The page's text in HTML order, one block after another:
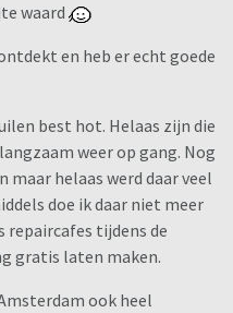
waard
en heb er echt goede
best hot. Helaas zijn die
weer op gang. Nog
maar helaas werd daar veel
doe ik daar niet meer
repaircafes tijdens de
gratis laten maken.
ook heel